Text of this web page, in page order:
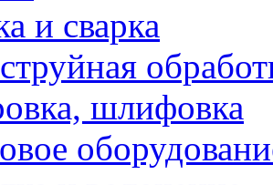
и сварка
шлифовка